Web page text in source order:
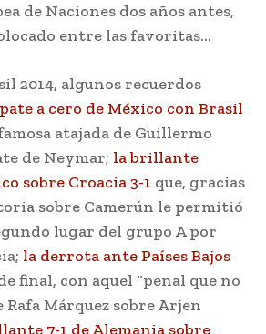
de Naciones dos años antes,
entre las favoritas…
2014, algunos recuerdos
a cero de México con Brasil
atajada de Guillermo
de Neymar; la brillante
sobre Croacia 3-1 que, gracias
sobre Camerún le permitió
lugar del grupo A por
la derrota ante Países Bajos
final, con aquel “penal que no
Rafa Márquez sobre Arjen
7-1 de Alemania sobre